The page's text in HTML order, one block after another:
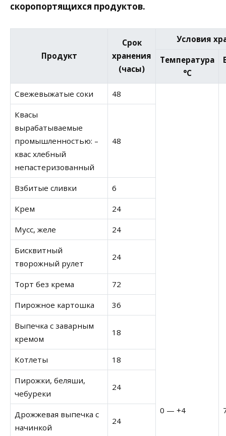
скоропортящихся продуктов.
Продукт
Срок
хранения
(часы)
Условия
Температура
°С
Свежевыжатые соки 48
0 — +4
Квасы
вырабатываемые
промышленностью: –
квас хлебный
непастеризованный
48
Взбитые сливки 6
Крем 24
Мусс, желе 24
Бисквитный
творожный рулет
24
Торт без крема 72
Пирожное картошка 36
Выпечка с заварным
кремом
18
Котлеты 18
Пирожки, беляши,
чебуреки
24
Дрожжевая выпечка с
начинкой
24